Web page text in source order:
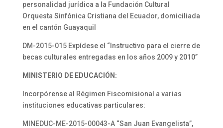
personalidad jurídica a la Fundación Cultural
Orquesta Sinfónica Cristiana del Ecuador, domiciliada
en el cantón Guayaquil
DM-2015-015 Expídese el “Instructivo para el cierre de
becas culturales entregadas en los años 2009 y 2010”
MINISTERIO DE EDUCACIÓN:
Incorpórense al Régimen Fiscomisional a varias
instituciones educativas particulares:
MINEDUC-ME-2015-00043-A “San Juan Evangelista”,